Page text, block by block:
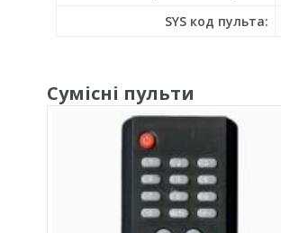
SYS код пульта:
Сумісні пульти